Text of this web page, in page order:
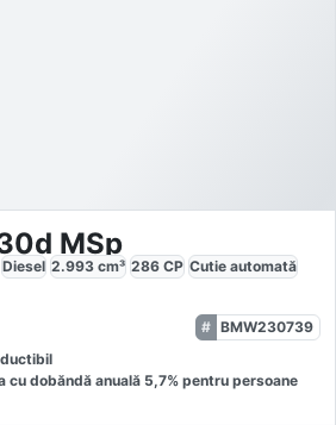
MSp
Diesel 2.993 cm³ 286 CP Cutie automată
BMW230739
cu dobăndă anuală 5,7% pentru persoane